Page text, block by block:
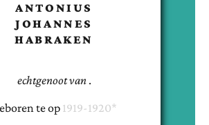
ANTONIUS
JOHANNES
HABRAKEN
echtgenoot van .
teop 1919-1920*